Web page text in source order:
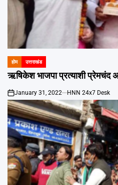
POSTED
IN
होम उत्तराखंड
ऋषिकेश भाजपा प्रत्याशी प्रेमचंद
on
January 31, 2022 HNN 24x7 Desk